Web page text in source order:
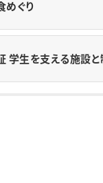
めぐり
学生を支える施設